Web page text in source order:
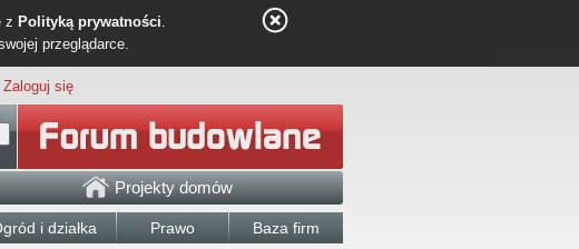
z Polityką prywatności.
przeglądarce.
Zaloguj się
Projekty domów
i działka Prawo Baza firm